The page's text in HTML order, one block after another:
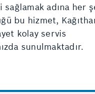
sağlamak adına her
bu hizmet,
kolay servis
sunulmaktadır.